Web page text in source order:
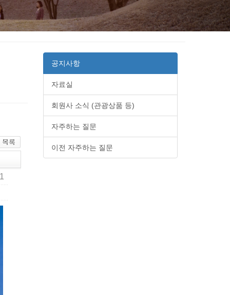
공지사항
자료실
회원사 소식 (관광상품 등)
자주하는 질문
이전 자주하는 질문